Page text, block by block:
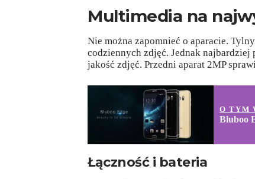
Multimedia na
Nie można zapomnieć o aparacie.
codziennych zdjęć. Jednak
jakość zdjęć. Przedni aparat 2MP
O TYM
Bluboo
Łączność i bateria